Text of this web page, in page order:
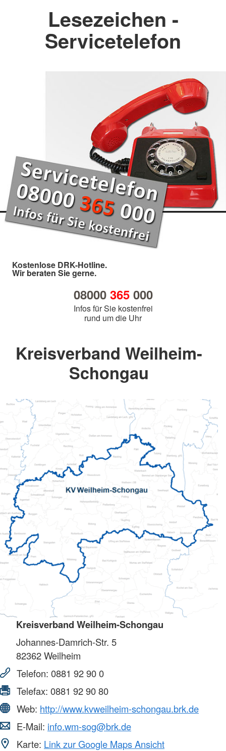
Lesezeichen -
Servicetelefon
Kostenlose DRK-Hotline.
Wir beraten Sie gerne.
08000 365000
Infos für Sie kostenfrei
rund um die Uhr
Kreisverband Weilheim-
Schongau
Kreisverband Weilheim-Schongau
Johannes-Damrich-Str. 5
82362Weilheim
Telefon: 0881 92 90 0
Telefax: 0881 92 90 80
Web: http://www.kvweilheim-schongau.brk.de
E-Mail: info.wm-sog@brk.de
Karte: Link zur Google Maps Ansicht